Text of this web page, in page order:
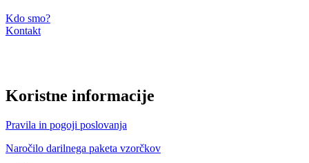
Kdo smo?
Kontakt
Koristne informacije
Pravila in pogoji poslovanja
Naročilo darilnega paketa vzorčkov